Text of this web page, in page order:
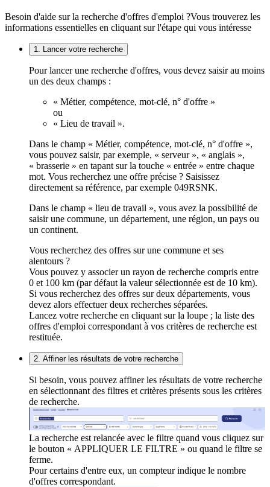
Besoin d'aide sur la recherche d'offres d'emploi ?Vous trouverez les
informations essentielles en cliquant sur l'étape qui vous intéresse
1. Lancer votre recherche
Pour lancer une recherche d'offres, vous devez saisir au moins
un des deux champs :
« Métier, compétence, mot-clé, n° d'offre »
ou
« Lieu de travail ».
Dans le champ « Métier, compétence, mot-clé, n° d'offre »,
vous pouvez saisir, par exemple, « serveur », « anglais »,
« brasserie » en tapant sur la touche « entrée » entre chaque
mot. Vous recherchez une offre précise ? Saisissez
directement sa référence, par exemple 049RSNK.
Dans le champ « lieu de travail », vous avez la possibilité de
saisir une commune, un département, une région, un pays ou
un continent.
Vous recherchez des offres sur une commune et ses
alentours ?
Vous pouvez y associer un rayon de recherche compris entre
0 et 100 km (par défaut la valeur sélectionnée est de 10 km).
Si vous recherchez des offres sur deux départements, vous
devez alors effectuer deux recherches séparées.
Lancez votre recherche en cliquant sur la loupe ; la liste des
offres d'emploi correspondant à vos critères de recherche est
restituée.
2. Affiner les résultats de votre recherche
Si besoin, vous pouvez affiner les résultats de votre recherche
en sélectionnant des filtres et critères présents sous les critères
de recherche.
La recherche est relancée avec le filtre quand vous cliquez sur
le bouton « APPLIQUER LE FILTRE » ou quand le filtre se
ferme.
Pour certains d'entre eux, un compteur indique le nombre
d'offres correspondant.